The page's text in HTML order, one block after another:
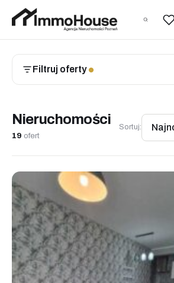
Wycena nieruchomości
Sprzedaż nieruchomości
Wynajem nieruchomości
Wycena nieruchomości
Home staging
Inwestycje pod najem (Poznań)
Nieruchomości w Hiszpanii
Filtruj oferty ●
Nieruchomości
19 ofert
Sortuj: